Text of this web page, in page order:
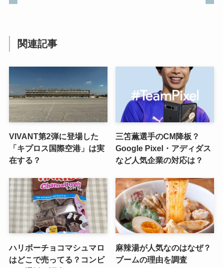
関連記事
VIVANT第2弾に登場した
「キプロス国際空港」は実
在する？
三笘薫選手のCM降板？
Google Pixel・アディダス
など人気企業の対応は？
ハリボーチョコマシュマロ
はどこで売ってる？コンビ
麻辣湯が人気なのはなぜ？
ブームの理由を調査